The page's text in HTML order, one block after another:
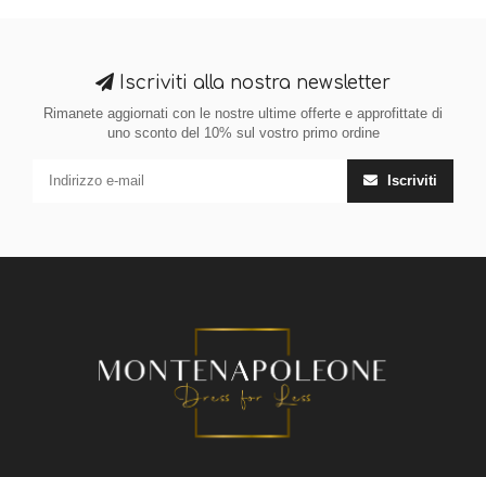
Iscriviti alla nostra newsletter
Rimanete aggiornati con le nostre ultime offerte e approfittate di
uno sconto del 10% sul vostro primo ordine
Iscriviti